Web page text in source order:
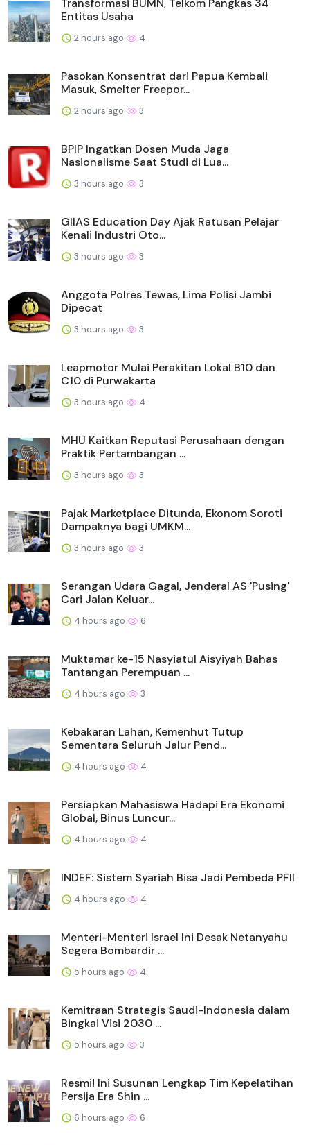
Entitas Usaha
2 hours ago 4
Pasokan Konsentrat dari Papua Kembali
Masuk, Smelter Freepor...
2 hours ago 3
BPIP Ingatkan Dosen Muda Jaga
Nasionalisme Saat Studi di Lua...
3 hours ago 3
GIIAS Education Day Ajak Ratusan Pelajar
Kenali Industri Oto...
3 hours ago 3
Anggota Polres Tewas, Lima Polisi Jambi
Dipecat
3 hours ago 3
Leapmotor Mulai Perakitan Lokal B10 dan
C10 di Purwakarta
3 hours ago 4
MHU Kaitkan Reputasi Perusahaan dengan
Praktik Pertambangan ...
3 hours ago 3
Pajak Marketplace Ditunda, Ekonom Soroti
Dampaknya bagi UMKM...
3 hours ago 3
Serangan Udara Gagal, Jenderal AS 'Pusing'
Cari Jalan Keluar...
4 hours ago 6
Muktamar ke-15 Nasyiatul Aisyiyah Bahas
Tantangan Perempuan ...
4 hours ago 3
Kebakaran Lahan, Kemenhut Tutup
Sementara Seluruh Jalur Pend...
4 hours ago 4
Persiapkan Mahasiswa Hadapi Era Ekonomi
Global, Binus Luncur...
4 hours ago 4
INDEF: Sistem Syariah Bisa Jadi Pembeda PFII
4 hours ago 4
Menteri-Menteri Israel Ini Desak Netanyahu
Segera Bombardir ...
5 hours ago 4
Kemitraan Strategis Saudi-Indonesia dalam
Bingkai Visi 2030 ...
5 hours ago 3
Resmi! Ini Susunan Lengkap Tim Kepelatihan
Persija Era Shin ...
6 hours ago 6